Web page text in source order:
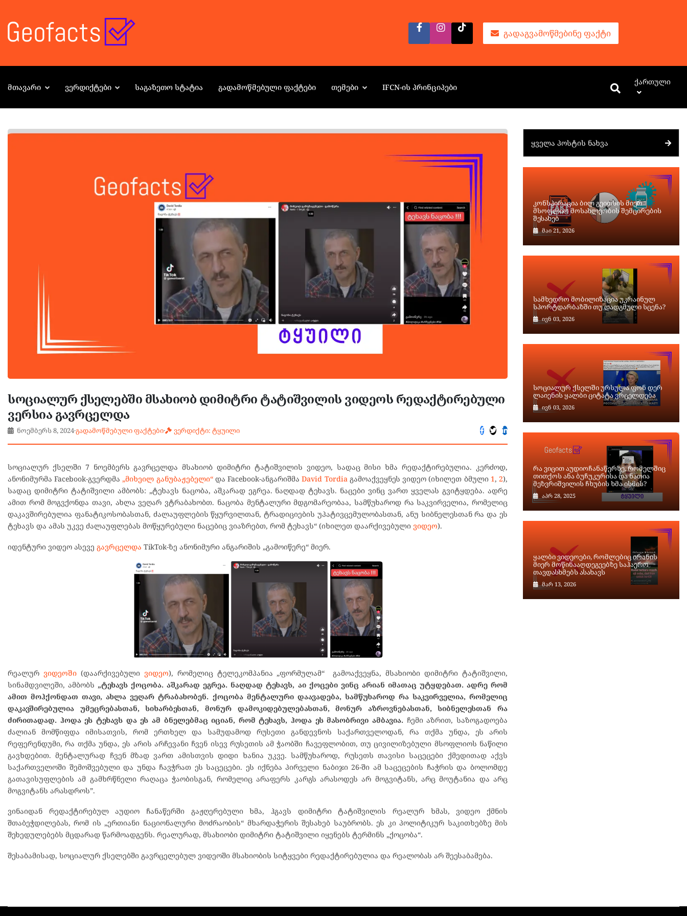
ᲒᲐᲓᲐᲒᲕᲐᲛᲝᲬᲛᲔᲑᲘᲜᲔ ᲤᲐᲥᲢᲘ
ᲛᲗᲐᲕᲐᲠᲘ ᲕᲔᲠᲓᲘᲥᲢᲔᲑᲘ ᲡᲐᲒᲐᲖᲔᲗᲝ ᲡᲢᲐᲢᲘᲐ ᲒᲐᲓᲐᲛᲝᲬᲛᲔᲑᲣᲚᲘ ᲤᲐᲥᲢᲔᲑᲘ ᲗᲔᲛᲔᲑᲘ IFCN-ᲘᲡ ᲞᲠᲘᲜᲪᲘᲞᲔᲑᲘ
Ქართული
სოციალურ ქსელებში მსახიობ დიმიტრი ტატიშვილის ვიდეოს რედაქტირებული
ვერსია გავრცელდა
ნოემბერს 8, 2024·გადამოწმებული ფაქტები· ვერდიქტი: ტყუილი
სოციალურ ქსელში 7 ნოემბერს გავრცელდა მსახიობ დიმიტრი ტატიშვილის ვიდეო, სადაც მისი ხმა რედაქტირებულია. კერძოდ,
ანონიმურმა Facebook-გვერდმა „მიხეილ განუბაჟებელი“და Facebook-ანგარიშმაDavid Tordiaგამოაქვეყნეს ვიდეო (იხილეთ ბმული 1,2),
სადაც დიმიტრი ტატიშვილი ამბობს: „ტეხავს ნაცობა, აშკარად ეგრეა. ნაღდად ტეხავს. ნაცები ვინც ვართ ყველას გვიტყდება. ადრე
ამით რომ მოგვქონდა თავი, ახლა ვეღარ ვტრაბახობთ. ნაცობა მენტალური მდგომარეობაა, სამწუხაროდ რა საკვირველია, რომელიც
დაკავშირებულია ფანატიკოსობასთან, ძალაუფლების წყურვილთან, ტრადიციების უპატივცემულობასთან, ანუ სიბნელესთან რა და ეს
ტეხავს და ამას უკვე ძალაუფლებას მოწყურებული ნაცებიც ვიაზრებთ, რომ ტეხავს“ (იხილეთ დაარქივებული ვიდეო).
იდენტური ვიდეო ასევე გავრცელდა TikTok-ზე ანონიმური ანგარიშის „გამოიწერე“ მიერ.
რეალურ ვიდეოში(დაარქივებული ვიდეო), რომელიც ტელეკომპანია „ფორმულამ“ გამოაქვეყნა, მსახიობი დიმიტრი ტატიშვილი,
სინამდვილეში, ამბობს „ტეხავს ქოცობა. აშკარად ეგრეა. ნაღდად ტეხავს, აი ქოცები ვინც არიან იმათაც უტყდებათ. ადრე რომ
ამით მოჰქონდათ თავი, ახლა ვეღარ ტრაბახობენ. ქოცობა მენტალური დაავადება, სამწუხაროდ რა საკვირველია, რომელიც
დაკავშირებულია უმეცრებასთან, სიხარბესთან, მონურ დამოკიდებულებასთან, მონურ აზროვნებასთან, სიბნელესთან რა
ძირითადად. ჰოდა ეს ტეხავს და ეს ამ ბნელებმაც იციან, რომ ტეხავს, ჰოდა ეს მასობრივი ამბავია. ჩემი აზრით, საზოგადოება
ძალიან მომწიფდა იმისათვის, რომ ერთხელ და სამუდამოდ რუსეთი განდევნოს საქართველოდან, რა თქმა უნდა, ეს არის
რეფერენდუმი, რა თქმა უნდა, ეს არის არჩევანი ჩვენ ისევ რუსეთის ამ ჭაობში ჩავეფლობით, თუ ცივილიზებული მსოფლიოს ნაწილი
გავხდებით. მენტალურად ჩვენ მზად ვართ ამისთვის დიდი ხანია უკვე. სამწუხაროდ, რუსეთს თავისი საცეცები ქმედითად აქვს
საქართველოში შემოშვებული და უნდა ჩავჭრათ ეს საცეცები. ეს იქნება პირველი ნაბიჯი 26-ში ამ საცეცების ჩაჭრის და ბოლომდე
გათავისუფლების ამ გამხრწნელი რაღაცა ჭაობისგან, რომელიც არაფერს კარგს არასოდეს არ მოგვიტანს, არც მოუტანია და არც
მოგვიტანს არასდროს”.
ვინაიდან რედაქტირებულ აუდიო ჩანაწერში გაჟღერებული ხმა, ჰგავს დიმიტრი ტატიშვილის რეალურ ხმას, ვიდეო ქმნის
შთაბეჭდილებას, რომ ის „ერთიანი ნაციონალური მოძრაობის“ მხარდაჭერის შესახებ საუბრობს. ეს კი პოლიტიკურ საკითხებზე მის
შეხედულებებს მცდარად წარმოადგენს. რეალურად, მსახიობი დიმიტრი ტატიშვილი იყენებს ტერმინს „ქოცობა“.
შესაბამისად, სოციალურ ქსელებში გავრცელებულ ვიდეოში მსახიობის სიტყვები რედაქტირებულია და რეალობას არ შეესაბამება.
ᲧᲕᲔᲚᲐ ᲞᲝᲡᲢᲘᲡ ᲜᲐᲮᲕᲐ
კონსპირაცია ბილ გეითსის მიერ
მსოფლიო მოსახლეობის შემცირების
შესახებ
მაი 21, 2026
სამხედრო მობილიზაცია უკრაინულ
სპორტდარბაზში თუ დადგმული სცენა?
ივნ 03, 2026
სოციალურ ქსელში ურსულა ფონ დერ
ლაიენის ყალბი ციტატა ვრცელდება
ივნ 03, 2026
რა ვიცით აუდიოჩანაწერზე, რომელშიც
თითქოს ანა ბუჩუკურისა და ნათია
მეზვრიშვილის ჩხუბის ხმა ისმის?
აპრ 28, 2025
ყალბი ვიდეოები, რომლებიც ირანის
მიერ მოწინააღდეგეებზე საჰაერო
თავდასხმებს ასახავს
მარ 13, 2026